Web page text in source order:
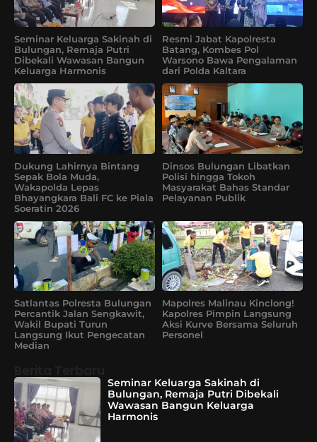
Seminar Keluarga Sakinah di
Bulungan, Remaja Putri
Dibekali Wawasan Bangun
Keluarga Harmonis
Resmi Jabat Kapolresta
Batang, Kombes Pol
Warsono Bawa Pengalaman
dari Polda Kaltara
Dukung Lahirnya Bintang
Sepak Bola Muda,
Wakapolda Lepas
Bhayangkara Bali FC ke Piala
Soeratin 2026
Dinsos Bulungan Libatkan
Polisi hingga Tokoh
Masyarakat Bahas Standar
Pelayanan Publik
Satlantas Polresta Bulungan
Percantik Jalan Sengkawit,
Wakil Bupati Turun
Langsung Ikut Pengecatan
Median
Mapolres Malinau Kinclong!
Kapolres Pimpin Langsung
Aksi Kurve Bersama Seluruh
Personel
Seminar Keluarga Sakinah di
Bulungan, Remaja Putri Dibekali
Wawasan Bangun Keluarga
Harmonis